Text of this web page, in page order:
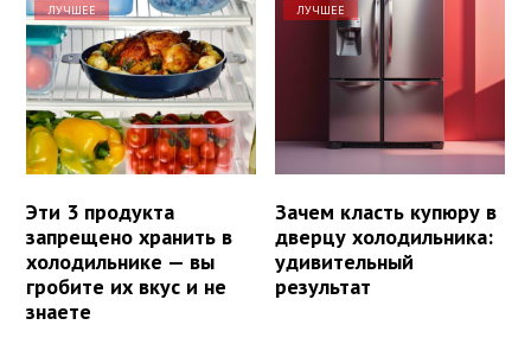
ЛУЧШЕЕ
Эти 3 продукта
запрещено хранить в
холодильнике — вы
гробите их вкус и не
знаете
ЛУЧШЕЕ
Зачем класть купюру в
дверцу холодильника:
удивительный
результат